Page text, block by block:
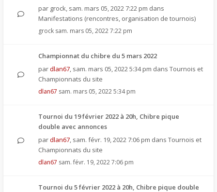
par grock, sam. mars 05, 2022 7:22 pm dans
Manifestations (rencontres, organisation de tournois)
grock sam. mars 05, 2022 7:22 pm
Championnat du chibre du 5 mars 2022
pardlan67, sam. mars 05, 2022 5:34 pm dans Tournois et
Championnats du site
dlan67 sam. mars 05, 2022 5:34 pm
Tournoi du 19 février 2022 à 20h, Chibre pique
double avec annonces
pardlan67, sam. févr. 19, 2022 7:06 pm dans Tournois et
Championnats du site
dlan67 sam. févr. 19, 2022 7:06 pm
Tournoi du 5 février 2022 à 20h, Chibre pique double